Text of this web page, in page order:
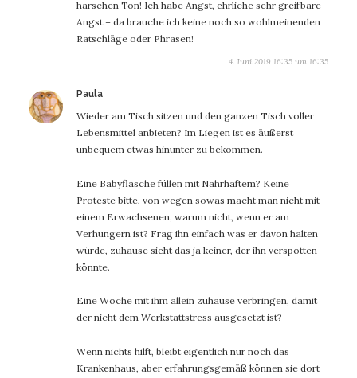
harschen Ton! Ich habe Angst, ehrliche sehr greifbare
Angst – da brauche ich keine noch so wohlmeinenden
Ratschläge oder Phrasen!
4. Juni 2019 16:35 um 16:35
Paulasagt:
Wieder am Tisch sitzen und den ganzen Tisch voller
Lebensmittel anbieten? Im Liegen ist es äußerst
unbequem etwas hinunter zu bekommen.
Eine Babyflasche füllen mit Nahrhaftem? Keine
Proteste bitte, von wegen sowas macht man nicht mit
einem Erwachsenen, warum nicht, wenn er am
Verhungern ist? Frag ihn einfach was er davon halten
würde, zuhause sieht das ja keiner, der ihn verspotten
könnte.
Eine Woche mit ihm allein zuhause verbringen, damit
der nicht dem Werkstattstress ausgesetzt ist?
Wenn nichts hilft, bleibt eigentlich nur noch das
Krankenhaus, aber erfahrungsgemäß können sie dort